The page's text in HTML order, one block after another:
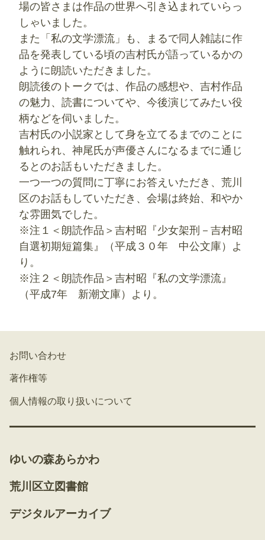
場の皆さまは作品の世界へ引き込まれていらっ
しゃいました。
また「私の文学漂流」も、まるで同人雑誌に作
品を発表している頃の吉村氏が語っているかの
ように朗読いただきました。
朗読後のトークでは、作品の感想や、吉村作品
の魅力、読書についてや、今後演じてみたい役
柄などを伺いました。
吉村氏の小説家として身を立てるまでのことに
触れられ、神尾氏が声優さんになるまでに通じ
るとのお話もいただきました。
一つ一つの質問に丁寧にお答えいただき、荒川
区のお話もしていただき、会場は終始、和やか
な雰囲気でした。
※注１＜朗読作品＞吉村昭『少女架刑－吉村昭
自選初期短篇集』（‎平成３０年 中公文庫）よ
り。
※注２＜朗読作品＞吉村昭『私の文学漂流』
（平成7年 新潮文庫）より。
お問い合わせ
著作権等
個人情報の取り扱いについて
ゆいの森あらかわ
荒川区立図書館
デジタルアーカイブ